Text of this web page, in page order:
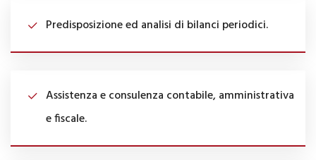
Predisposizione ed analisi di bilanci periodici.
Assistenza e consulenza contabile, amministrativa
e fiscale.